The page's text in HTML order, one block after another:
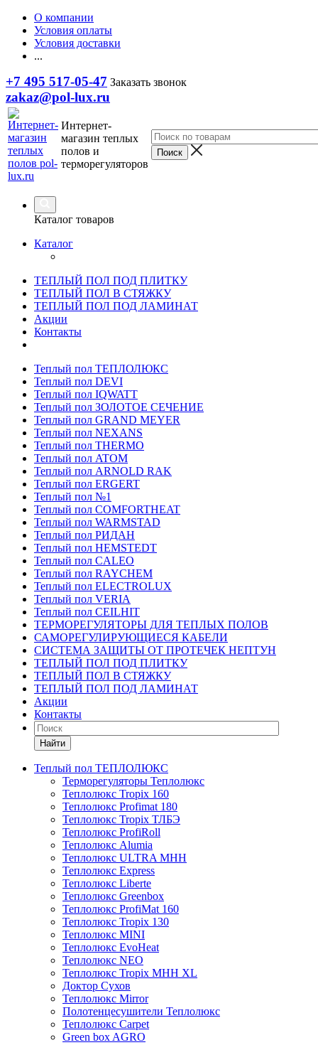
О компании
Условия оплаты
Условия доставки
...
+7 495 517-05-47 Заказать звонок
zakaz@pol-lux.ru
Интернет-
магазин теплых
полов и
терморегуляторов
Каталог товаров
Каталог
ТЕПЛЫЙ ПОЛ ПОД ПЛИТКУ
ТЕПЛЫЙ ПОЛ В СТЯЖКУ
ТЕПЛЫЙ ПОЛ ПОД ЛАМИНАТ
Акции
Контакты
Теплый пол ТЕПЛОЛЮКС
Теплый пол DEVI
Теплый пол IQWATT
Теплый пол ЗОЛОТОЕ СЕЧЕНИЕ
Теплый пол GRAND MEYER
Теплый пол NEXANS
Теплый пол THERMO
Теплый пол ATOM
Теплый пол ARNOLD RAK
Теплый пол ERGERT
Теплый пол №1
Теплый пол COMFORTHEAT
Теплый пол WARMSTAD
Теплый пол РИДАН
Теплый пол HEMSTEDT
Теплый пол CALEO
Теплый пол RAYCHEM
Теплый пол ELECTROLUX
Теплый пол VERIA
Теплый пол CEILHIT
ТЕРМОРЕГУЛЯТОРЫ ДЛЯ ТЕПЛЫХ ПОЛОВ
САМОРЕГУЛИРУЮЩИЕСЯ КАБЕЛИ
СИСТЕМА ЗАЩИТЫ ОТ ПРОТЕЧЕК НЕПТУН
ТЕПЛЫЙ ПОЛ ПОД ПЛИТКУ
ТЕПЛЫЙ ПОЛ В СТЯЖКУ
ТЕПЛЫЙ ПОЛ ПОД ЛАМИНАТ
Акции
Контакты
Найти
Теплый пол ТЕПЛОЛЮКС
Терморегуляторы Теплолюкс
Теплолюкс Tropix 160
Теплолюкс Profimat 180
Теплолюкс Tropix ТЛБЭ
Теплолюкс ProfiRoll
Теплолюкс Alumia
Теплолюкс ULTRA МНН
Теплолюкс Express
Теплолюкс Liberte
Теплолюкс Greenbox
Теплолюкс ProfiMat 160
Теплолюкс Tropix 130
Теплолюкс MINI
Теплолюкс EvoHeat
Теплолюкс NEO
Теплолюкс Tropix МНН XL
Доктор Сухов
Теплолюкс Mirror
Полотенцесушители Теплолюкс
Теплолюкс Carpet
Green box AGRO